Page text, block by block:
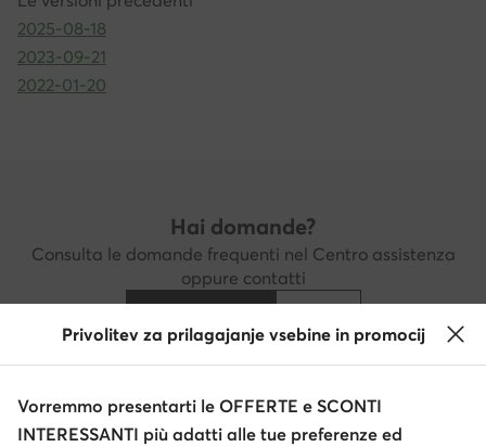
2025-08-18
2023-09-21
2022-01-20
Hai domande?
Consulta le domande frequenti nel Centro assistenza
oppure contatti
Scarica l'app
Privolitev za prilagajanje vsebine in promocij
Vorremmo presentarti le OFFERTE e SCONTI
INTERESSANTI più adatti alle tue preferenze ed